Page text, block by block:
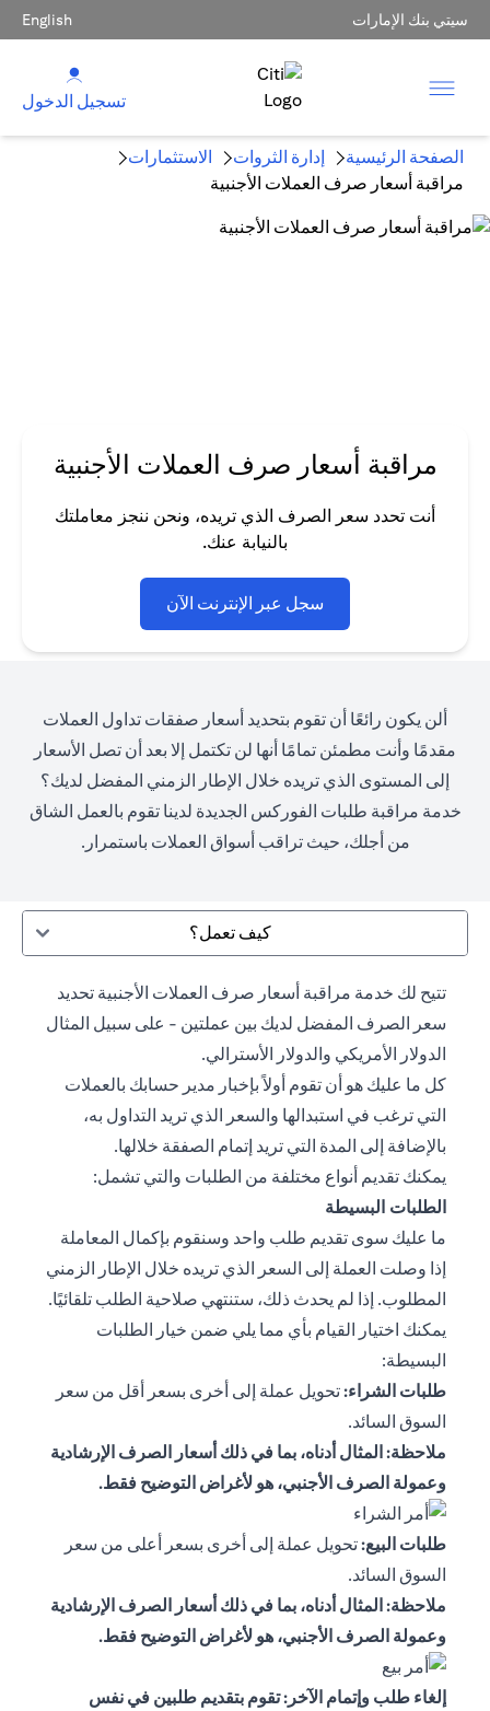
سيتي بنك الإمارات English
تسجيل الدخول
الصفحة الرئيسية إدارة الثروات
الاستثمارات
مراقبة أسعار صرف العملات الأجنبية
مراقبة أسعار صرف العملات الأجنبية
أنت تحدد سعر الصرف الذي تريده، ونحن ننجز معاملتك
بالنيابة عنك.
سجل عبر الإنترنت الآن
ألن يكون رائعًا أن تقوم بتحديد أسعار صفقات تداول العملات
مقدمًا وأنت مطمئن تمامًا أنها لن تكتمل إلا بعد أن تصل الأسعار
إلى المستوى الذي تريده خلال الإطار الزمني المفضل لديك؟
خدمة مراقبة طلبات الفوركس الجديدة لدينا تقوم بالعمل الشاق
من أجلك، حيث تراقب أسواق العملات باستمرار.
كيف تعمل؟
تتيح لك خدمة مراقبة أسعار صرف العملات الأجنبية تحديد
سعر الصرف المفضل لديك بين عملتين - على سبيل المثال
الدولار الأمريكي والدولار الأسترالي.
كل ما عليك هو أن تقوم أولاً بإخبار مدير حسابك بالعملات
التي ترغب في استبدالها والسعر الذي تريد التداول به،
بالإضافة إلى المدة التي تريد إتمام الصفقة خلالها.
يمكنك تقديم أنواع مختلفة من الطلبات والتي تشمل:
الطلبات البسيطة
ما عليك سوى تقديم طلب واحد وسنقوم بإكمال المعاملة
إذا وصلت العملة إلى السعر الذي تريده خلال الإطار الزمني
المطلوب. إذا لم يحدث ذلك، ستنتهي صلاحية الطلب تلقائيًا.
يمكنك اختيار القيام بأي مما يلي ضمن خيار الطلبات
البسيطة:
طلبات الشراء:تحويل عملة إلى أخرى بسعر أقل من سعر
السوق السائد.
ملاحظة: المثال أدناه، بما في ذلك أسعار الصرف الإرشادية
وعمولة الصرف الأجنبي، هو لأغراض التوضيح فقط.
طلبات البيع:تحويل عملة إلى أخرى بسعر أعلى من سعر
السوق السائد.
ملاحظة: المثال أدناه، بما في ذلك أسعار الصرف الإرشادية
وعمولة الصرف الأجنبي، هو لأغراض التوضيح فقط.
إلغاء طلب وإتمام الآخر: تقوم بتقديم طلبين في نفس